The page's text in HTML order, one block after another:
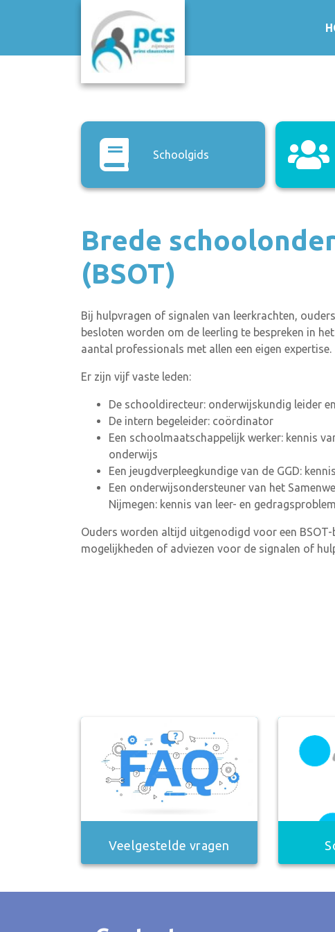
Schoolgids
Brede
(BSOT)
Bij hulpvragen of signalen van leerkrachten,
besloten worden om de leerling te bespreken in
aantal professionals met allen een eigen expertise.
Er zijn vijf vaste leden:
De schooldirecteur: onderwijskundig leider
De intern begeleider: coördinator
Een schoolmaatschappelijk werker: kennis
onderwijs
Een jeugdverpleegkundige van de GGD:
Een onderwijsondersteuner van het
Nijmegen: kennis van leer- en
Ouders worden altijd uitgenodigd voor een
mogelijkheden of adviezen voor de signalen of
Veelgestelde vragen